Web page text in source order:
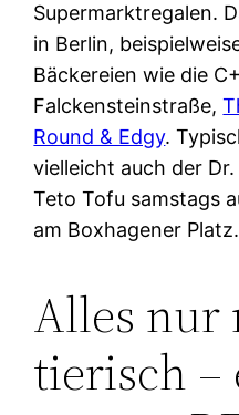
Supermarktregalen.
in Berlin,
Bäckereien wie die
Falckensteinstraße,
Round & Edgy.
vielleicht auch der
Teto Tofu samstags
am Boxhagener Platz.
Alles nur
tierisch –